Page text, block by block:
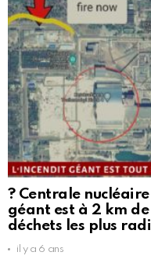
? Centrale
géant est à 2 km de
déchets les plus
il y a 6 ans